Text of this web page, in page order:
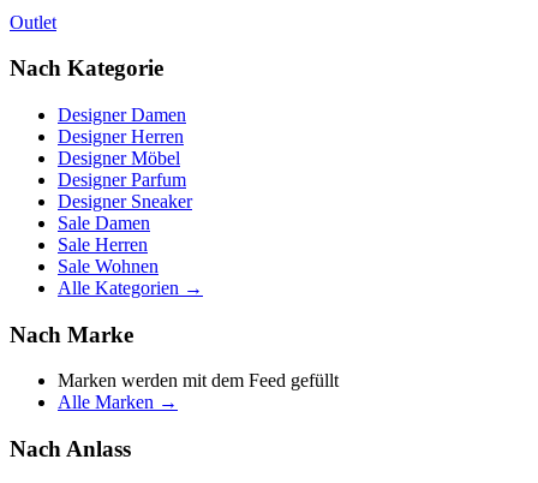
Outlet
Nach Kategorie
Designer Damen
Designer Herren
Designer Möbel
Designer Parfum
Designer Sneaker
Sale Damen
Sale Herren
Sale Wohnen
Alle Kategorien →
Nach Marke
Marken werden mit dem Feed gefüllt
Alle Marken →
Nach Anlass